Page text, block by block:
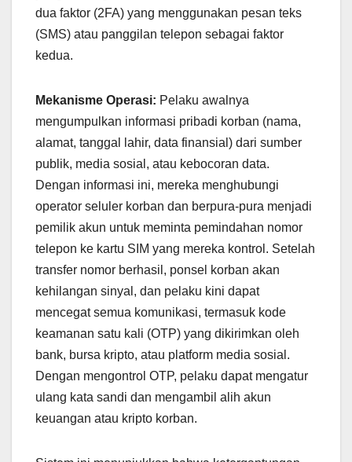
dua faktor (2FA) yang menggunakan pesan teks
(SMS) atau panggilan telepon sebagai faktor
kedua.
Mekanisme Operasi: Pelaku awalnya
mengumpulkan informasi pribadi korban (nama,
alamat, tanggal lahir, data finansial) dari sumber
publik, media sosial, atau kebocoran data.
Dengan informasi ini, mereka menghubungi
operator seluler korban dan berpura-pura menjadi
pemilik akun untuk meminta pemindahan nomor
telepon ke kartu SIM yang mereka kontrol. Setelah
transfer nomor berhasil, ponsel korban akan
kehilangan sinyal, dan pelaku kini dapat
mencegat semua komunikasi, termasuk kode
keamanan satu kali (OTP) yang dikirimkan oleh
bank, bursa kripto, atau platform media sosial.
Dengan mengontrol OTP, pelaku dapat mengatur
ulang kata sandi dan mengambil alih akun
keuangan atau kripto korban.